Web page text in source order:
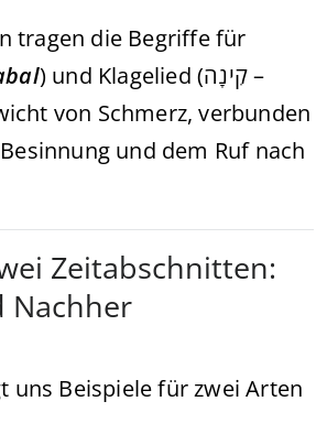
tragen die Begriffe für
) und Klagelied (קִינָה –
von Schmerz, verbunden
und dem Ruf nach
Zeitabschnitten:
Nachher
uns Beispiele für zwei Arten